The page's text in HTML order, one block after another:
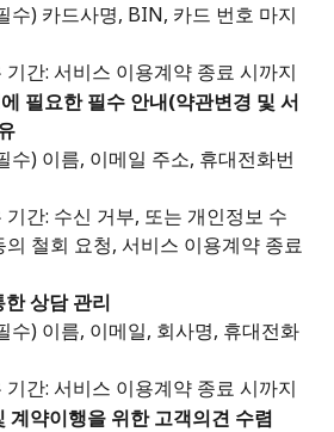
수) 카드사명, BIN, 카드 번호 마지
기간: 서비스 이용계약 종료 시까지
필요한 필수 안내(약관변경 및 서
수) 이름, 이메일 주소, 휴대전화번
기간: 수신 거부, 또는 개인정보 수
의 철회 요청, 서비스 이용계약 종료
상담 관리
수) 이름, 이메일, 회사명, 휴대전화
기간: 서비스 이용계약 종료 시까지
약이행을 위한 고객의견 수렴